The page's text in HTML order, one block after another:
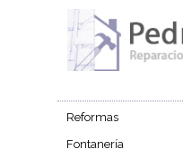
Reformas
Fontanería